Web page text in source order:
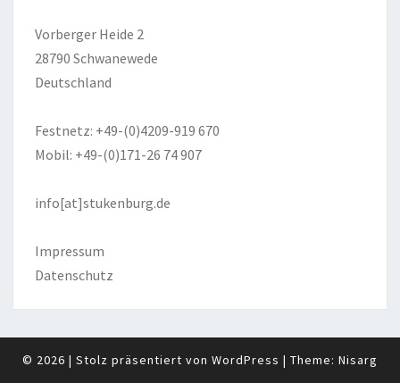
Vorberger Heide 2
28790 Schwanewede
Deutschland
Festnetz: +49-(0)4209-919 670
Mobil: +49-(0)171-26 74 907
info[at]stukenburg.de
Impressum
Datenschutz
© 2026 | Stolz präsentiert von WordPress | Theme: Nisarg